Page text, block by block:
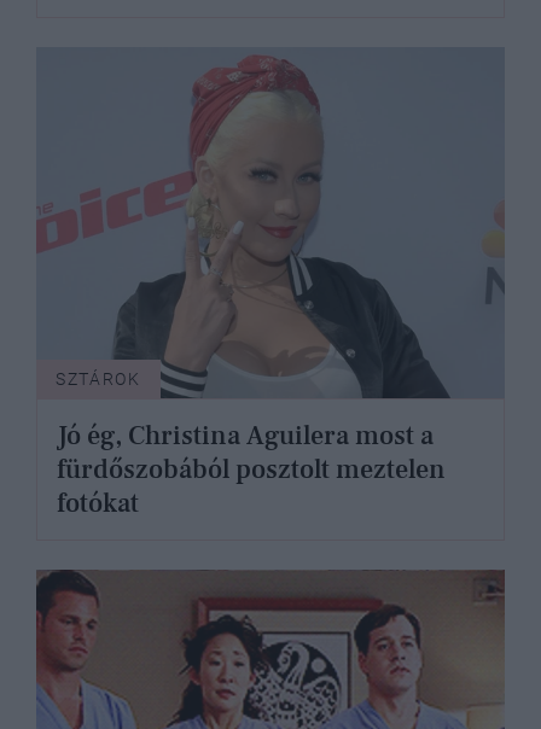
SZTÁROK
Jó ég, Christina Aguilera most a
fürdőszobából posztolt meztelen
fotókat